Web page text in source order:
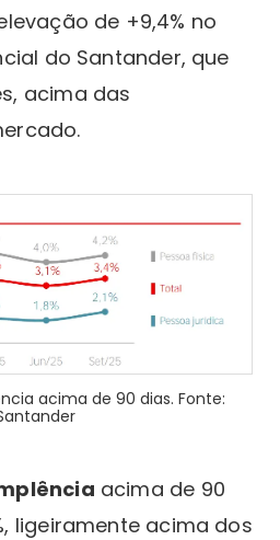
de +9,4% no
do Santander, que
acima das
acima de 90 dias. Fonte:
acima de 90
ligeiramente acima dos